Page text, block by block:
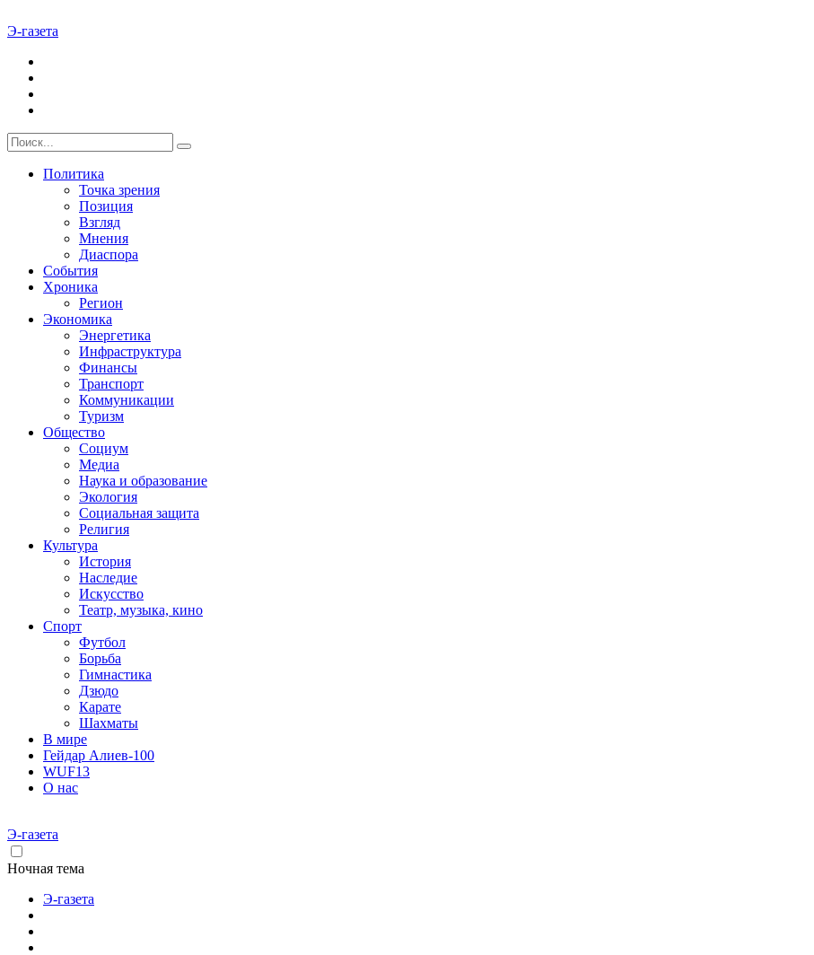
Э-газета
Политика
Точка зрения
Позиция
Взгляд
Мнения
Диаспора
События
Хроника
Регион
Экономика
Энергетика
Инфраструктура
Финансы
Транспорт
Коммуникации
Туризм
Общество
Социум
Медиа
Наука и образование
Экология
Социальная защита
Религия
Культура
История
Наследие
Искусство
Театр, музыка, кино
Спорт
Футбол
Борьба
Гимнастика
Дзюдо
Карате
Шахматы
В мире
Гейдар Алиев-100
WUF13
О нас
Э-газета
Ночная тема
Э-газета